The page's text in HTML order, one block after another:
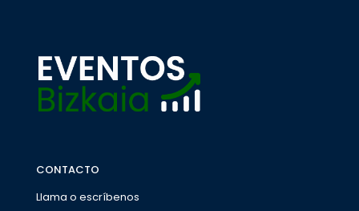
CONTACTO
Llama o escríbenos